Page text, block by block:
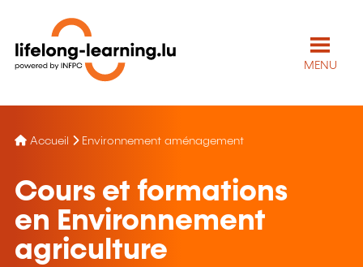
MENU
Accueil Environnement aménagement
Cours et formations
en Environnement
agriculture